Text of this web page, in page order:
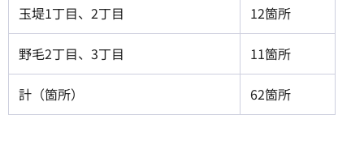
玉堤1丁目、2丁目 12箇所
野毛2丁目、3丁目 11箇所
計（箇所） 62箇所